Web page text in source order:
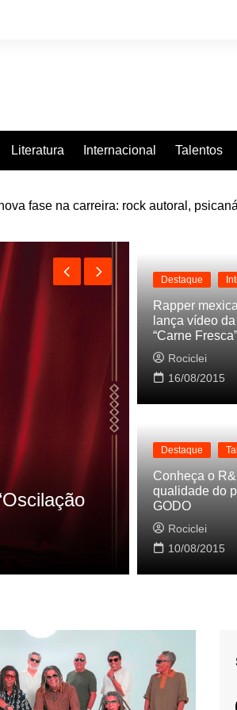
Literatura Internacional Talentos
nas plataformas digitais
clipe de
Destaque
Cynthia
Baleiro
Rociclei
Destaque
Rapper
lança vídeo
“Carne Fresca”
Rociclei
16/08/2015
Destaque
Conheça o
qualidade do
GODO
Rociclei
10/08/2015